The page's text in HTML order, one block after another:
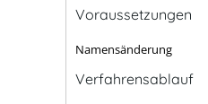
Voraussetzungen
Namensänderung
Verfahrensablauf